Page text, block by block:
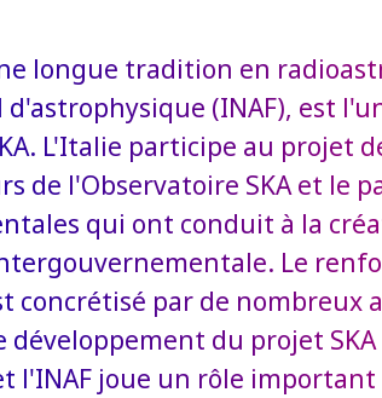
longue tradition en
(INAF), est
L'Italie participe au projet
de l'Observatoire SKA et le
qui ont conduit à la
Le
concrétisé par de nombreux
développement du projet
l'INAF joue un rôle